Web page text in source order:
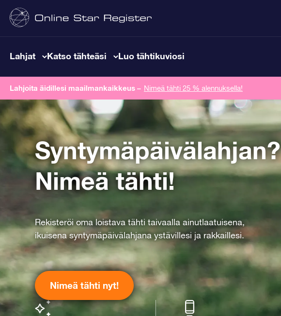
Lahjat Katso tähteäsi Luo tähtikuviosi
Lahjoita äidillesi maailmankaikkeus – Nimeä tähti 25 % alennuksella!
Syntymäpäivälahjan?
Nimeä tähti!
Rekisteröi oma loistava tähti taivaalla ainutlaatuisena,
ikuisena syntymäpäivälahjana ystävillesi ja rakkaillesi.
Nimeä tähti nyt!